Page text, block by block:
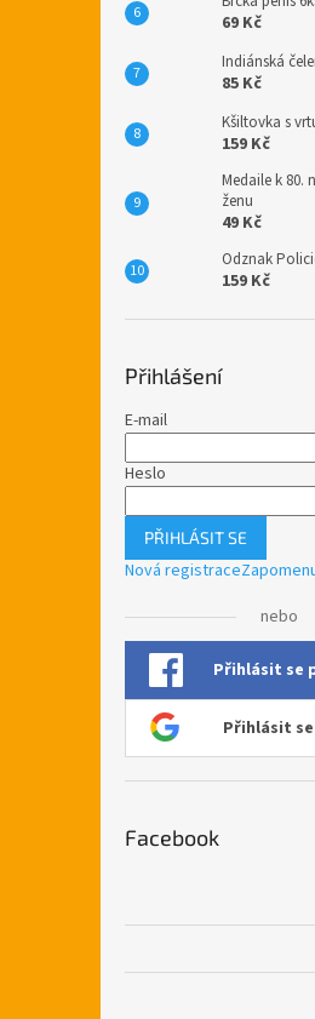
69 Kč
Indiánská
85 Kč
Kšiltovka s
159 Kč
Medaile k 80.
ženu
49 Kč
Odznak
159 Kč
Přihlášení
E-mail
Heslo
PŘIHLÁSIT SE
Nová registrace
nebo
Přihlásit se
Přihlásit
Facebook